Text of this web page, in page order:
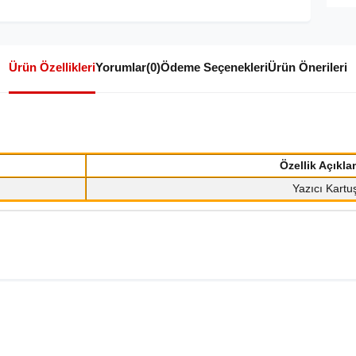
Ürün ÖzellikleriYorumlar(0)Ödeme SeçenekleriÜrün Önerileri
Özellik
Yazıcı